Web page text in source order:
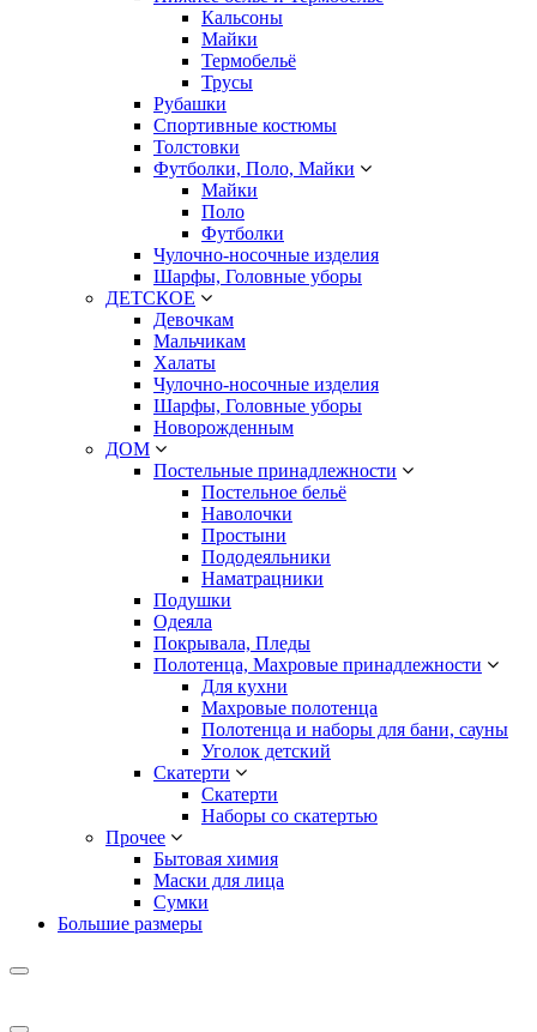
Кальсоны
Майки
Термобельё
Трусы
Рубашки
Спортивные костюмы
Толстовки
Футболки, Поло, Майки
Майки
Поло
Футболки
Чулочно-носочные изделия
Шарфы, Головные уборы
ДЕТСКОЕ
Девочкам
Мальчикам
Халаты
Чулочно-носочные изделия
Шарфы, Головные уборы
Новорожденным
ДОМ
Постельные принадлежности
Постельное бельё
Наволочки
Простыни
Пододеяльники
Наматрацники
Подушки
Одеяла
Покрывала, Пледы
Полотенца, Махровые принадлежности
Для кухни
Махровые полотенца
Полотенца и наборы для бани, сауны
Уголок детский
Скатерти
Скатерти
Наборы со скатертью
Прочее
Бытовая химия
Маски для лица
Сумки
Большие размеры